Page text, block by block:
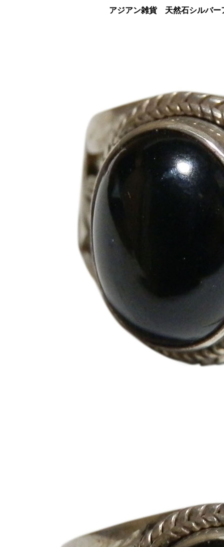
アジアン雑貨 天然石シルバー